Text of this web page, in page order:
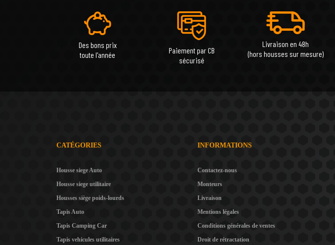
Des bons prix
toute l'année
Paiement par CB
sécurisé
Livraison en 48h
(hors housses sur mesure)
CATÉGORIES
Housse siege Auto
Housse siege utilitaire
Housses siège poids-lourds
Tapis Auto
Tapis Camping Car
Tapis vehicules utilitaires
INFORMATIONS
Contactez-nous
Monteurs
Livraison
Mentions légales
Conditions générales de ventes
Droit de rétractation